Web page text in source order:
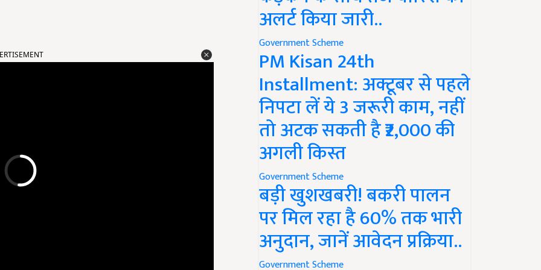
अलर्ट किया जारी..
Government Scheme
PM Kisan 24th
Installment: अक्टूबर से पहले
निपटा लें ये 3 जरूरी काम, नहीं
तो अटक सकती है ₹2,000 की
अगली किस्त
Government Scheme
बड़ी खुशखबरी! बकरी पालन
पर मिल रहा है 60% तक भारी
अनुदान, जानें आवेदन प्रक्रिया..
Government Scheme